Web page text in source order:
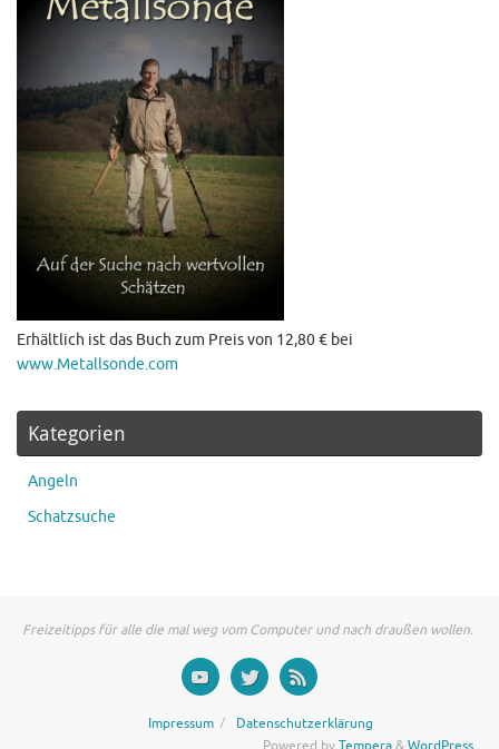
Erhältlich ist das Buch zum Preis von 12,80 € bei
www.Metallsonde.com
Kategorien
Angeln
Schatzsuche
Freizeitipps für alle die mal weg vom Computer und nach draußen wollen.
Impressum
Datenschutzerklärung